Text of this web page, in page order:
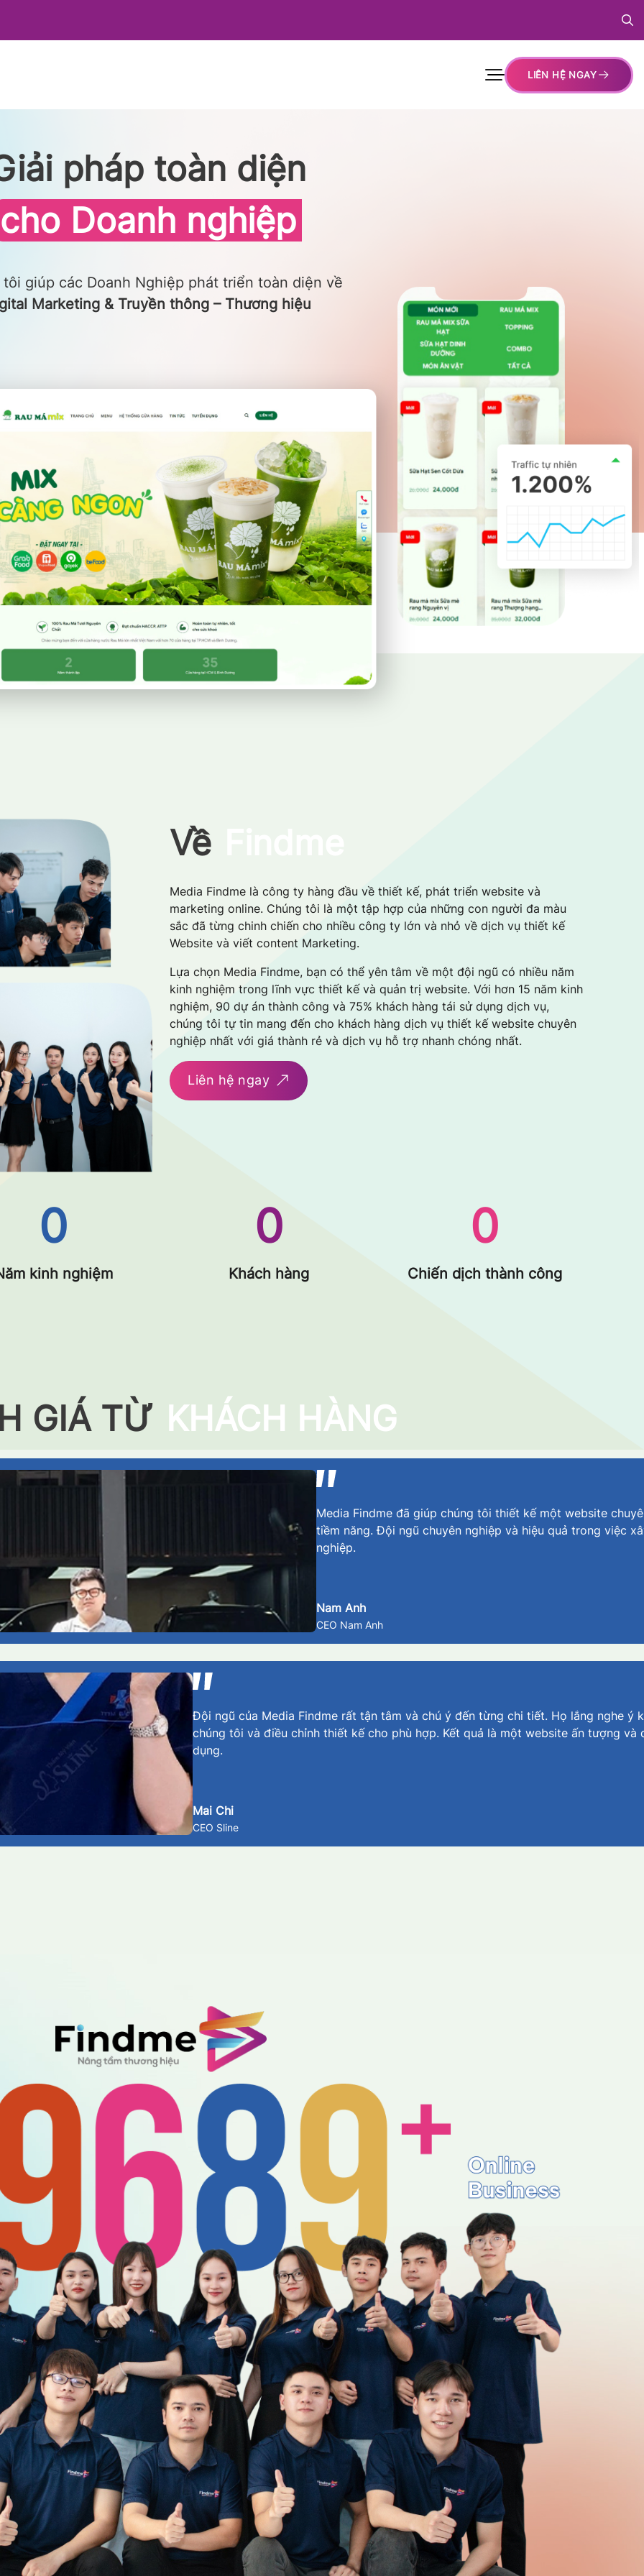
LIÊN HỆ NGAY
pháp toàn diện
cho Doanh nghiệp
giúp các Doanh Nghiệp phát triển toàn diện về
Marketing & Truyền thông – Thương hiệu
Về
Media Findme là công ty hàng đầu về thiết kế, phát triển website và
marketing online. Chúng tôi là một tập hợp của những con người đa màu
sắc đã từng chinh chiến cho nhiều công ty lớn và nhỏ về dịch vụ thiết kế
Website và viết content Marketing.
Lựa chọn Media Findme, bạn có thể yên tâm về một đội ngũ có nhiều năm
kinh nghiệm trong lĩnh vực thiết kế và quản trị website. Với hơn 15 năm kinh
nghiệm, 90 dự án thành công và 75% khách hàng tái sử dụng dịch vụ,
chúng tôi tự tin mang đến cho khách hàng dịch vụ thiết kế website chuyên
nghiệp nhất với giá thành rẻ và dịch vụ hỗ trợ nhanh chóng nhất.
Liên hệ ngay
0
kinh nghiệm
0
Khách hàng
0
Chiến dịch thành công
GIÁ TỪ KHÁCH HÀNG
Media Findme đã giúp chúng tôi thiết kế một website
tiềm năng. Đội ngũ chuyên nghiệp và hiệu quả trong việc
nghiệp.
Nam Anh
CEO Nam Anh
Đội ngũ của Media Findme rất tận tâm và chú ý đến từng chi tiết. Họ lắng nghe ý
chúng tôi và điều chỉnh thiết kế cho phù hợp. Kết quả là một website ấn tượng và
dụng.
Mai Chi
CEO Sline